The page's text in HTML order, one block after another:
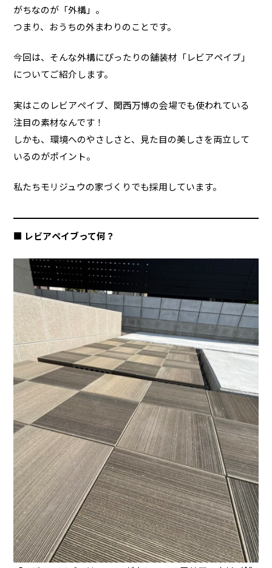
がちなのが「外構」。
つまり、おうちの外まわりのことです。
今回は、そんな外構にぴったりの舗装材「レビアペイブ」
についてご紹介します。
実はこのレビアペイブ、関西万博の会場でも使われている
注目の素材なんです！
しかも、環境へのやさしさと、見た目の美しさを両立して
いるのがポイント。
私たちモリジュウの家づくりでも採用しています。
■ レビアペイブって何？